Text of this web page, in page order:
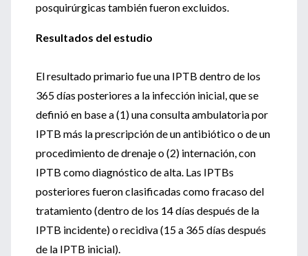
posquirúrgicas también fueron excluidos.
Resultados del estudio
El resultado primario fue una IPTB dentro de los
365 días posteriores a la infección inicial, que se
definió en base a (1) una consulta ambulatoria por
IPTB más la prescripción de un antibiótico o de un
procedimiento de drenaje o (2) internación, con
IPTB como diagnóstico de alta. Las IPTBs
posteriores fueron clasificadas como fracaso del
tratamiento (dentro de los 14 días después de la
IPTB incidente) o recidiva (15 a 365 días después
de la IPTB inicial).